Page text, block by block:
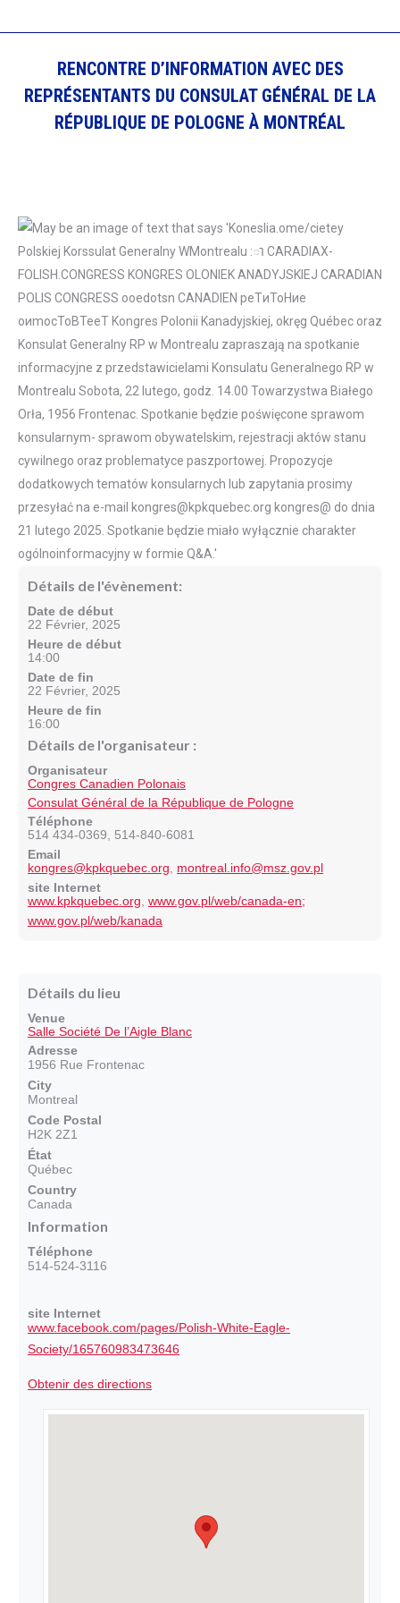
RENCONTRE D’INFORMATION AVEC DES
REPRÉSENTANTS DU CONSULAT GÉNÉRAL DE LA
RÉPUBLIQUE DE POLOGNE À MONTRÉAL
Détails de l'évènement:
Date de début
22 Février, 2025
Heure de début
14:00
Date de fin
22 Février, 2025
Heure de fin
16:00
Détails de l'organisateur :
Organisateur
Congres Canadien Polonais
Consulat Général de la République de Pologne
Téléphone
514 434-0369, 514-840-6081
Email
kongres@kpkquebec.org
montreal.info@msz.gov.pl
site Internet
www.kpkquebec.org www.gov.pl/web/canada-en;
www.gov.pl/web/kanada
Détails du lieu
Venue
Salle Société De l’Aigle Blanc
Adresse
1956 Rue Frontenac
City
Montreal
Code Postal
H2K 2Z1
État
Québec
Country
Canada
Information
Téléphone
514-524-3116
site Internet
www.facebook.com/pages/Polish-White-Eagle-
Society/165760983473646
Obtenir des directions